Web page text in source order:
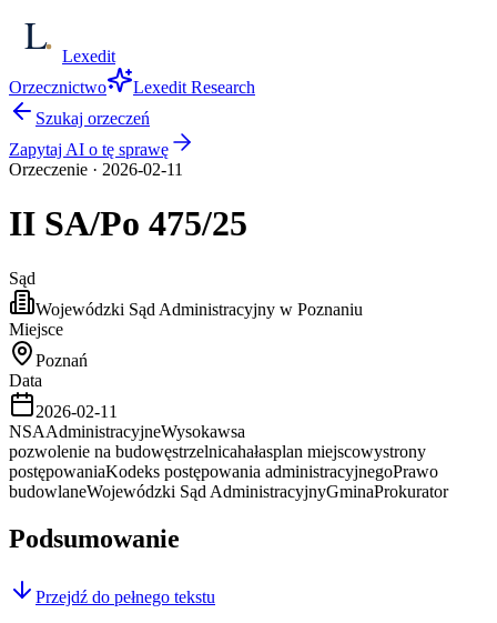
Lexedit
Orzecznictwo
Lexedit Research
Szukaj orzeczeń
Zapytaj AI o tę sprawę
Orzeczenie · 2026-02-11
II SA/Po 475/25
Sąd
Wojewódzki Sąd Administracyjny w Poznaniu
Miejsce
Poznań
Data
2026-02-11
NSAAdministracyjneWysokawsa
pozwolenie na budowęstrzelnicahałasplan miejscowystrony
postępowaniaKodeks postępowania administracyjnegoPrawo
budowlaneWojewódzki Sąd AdministracyjnyGminaProkurator
Podsumowanie
Przejdź do pełnego tekstu